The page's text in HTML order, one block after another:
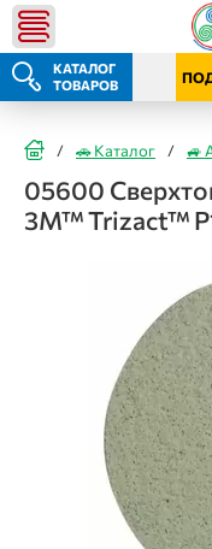
КАТАЛОГ
ТОВАРОВ
/ 🚗 Каталог / 🚙
05600
3M™ Trizact™